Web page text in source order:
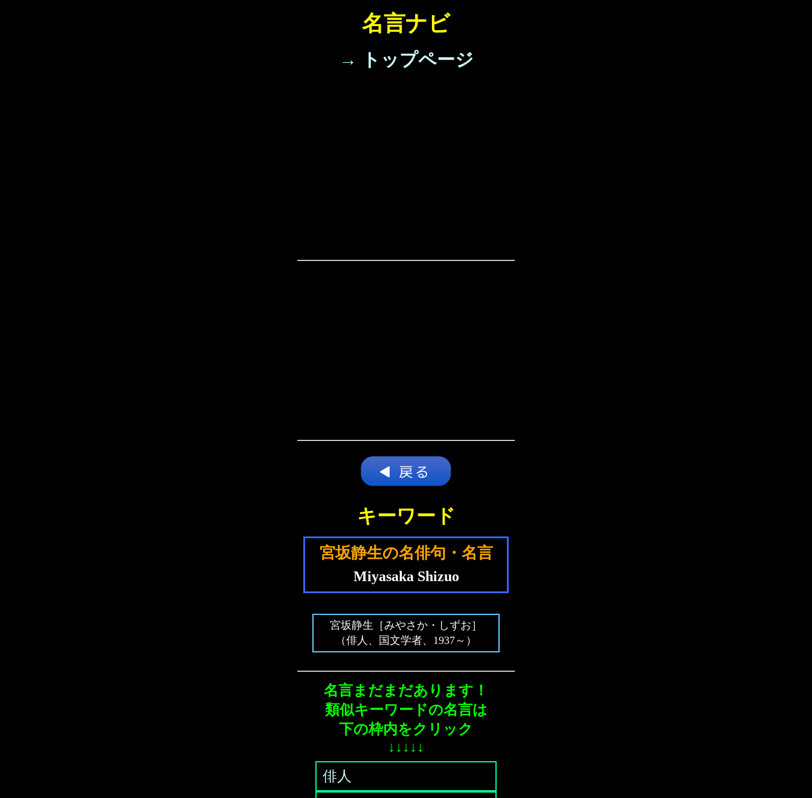
名言ナビ
→ トップページ
キーワード
宮坂静生の名俳句・名言
Miyasaka Shizuo
宮坂静生［みやさか・しずお］
（俳人、国文学者、1937～）
名言まだまだあります！
類似キーワードの名言は
下の枠内をクリック
↓↓↓↓↓
俳人